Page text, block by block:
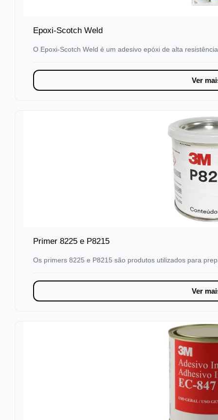
Epoxi-Scotch Weld
O Epoxi-Scotch Weld é um adesivo epóxi de alta
Ver
Primer 8225 e P8215
Os primers 8225 e P8215 são produtos utilizados para
Ver